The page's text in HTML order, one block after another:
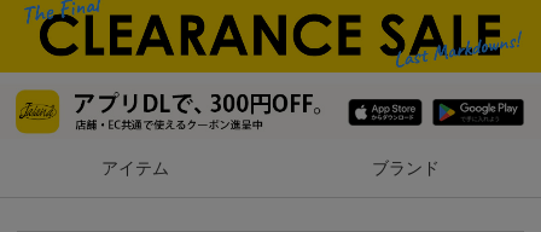
アイテム ブランド